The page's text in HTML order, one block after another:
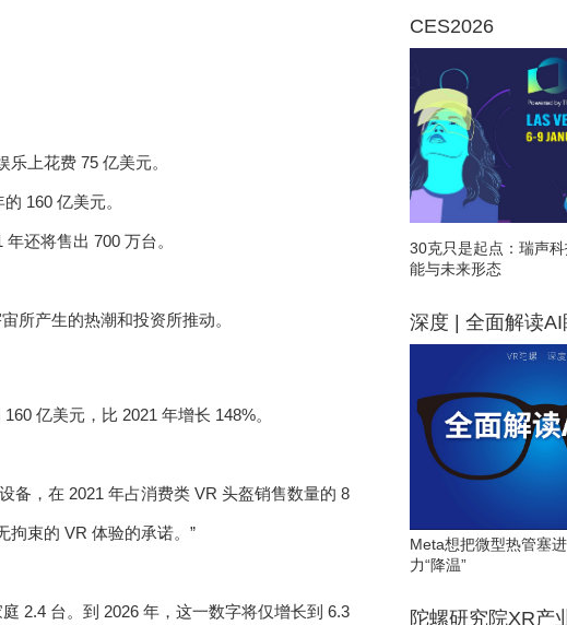
上花费 75 亿美元。
160 亿美元。
还将售出 700 万台。
所产生的热潮和投资所推动。
亿美元，比 2021 年增长 148%。
备，在 2021 年占消费类 VR 头盔销售数量的 8
拘束的 VR 体验的承诺。”
2.4 台。到 2026 年，这一数字将仅增长到 6.3
CES2026
30克只是起点：瑞声
能与未来形态
深度 | 全面解读AI
Meta想把微型热管塞
力“降温”
陀螺研究院XR产